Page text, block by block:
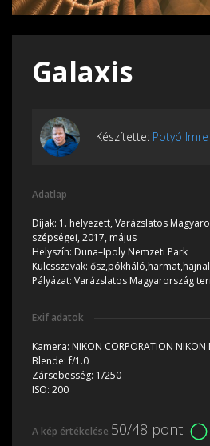
Galaxis
Készítette: Potyó Imre
Adatlap
Díjak: 1. helyezett, Varázslatos
szépségei, 2017, május
Helyszín: Duna–Ipoly Nemzeti Park
Kulcsszavak: ősz,pókháló,harmat,hajnal
Pályázat: Varázslatos Magyarország
Exif adatok
Kamera: NIKON CORPORATION NIKON
Blende:f/1.0
Zársebesség: 1/250
ISO: 200
A kép értékelése 50/48 pont